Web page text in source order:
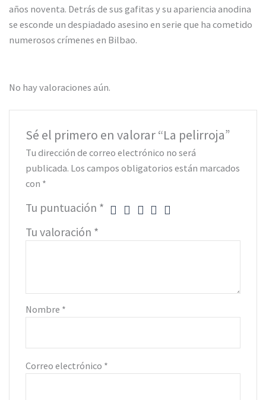
años noventa. Detrás de sus gafitas y su apariencia anodina
se esconde un despiadado asesino en serie que ha cometido
numerosos crímenes en Bilbao.
No hay valoraciones aún.
Sé el primero en valorar “La pelirroja”
Tu dirección de correo electrónico no será
publicada. Los campos obligatorios están marcados
con *
Tu puntuación *
Tu valoración *
Nombre *
Correo electrónico *